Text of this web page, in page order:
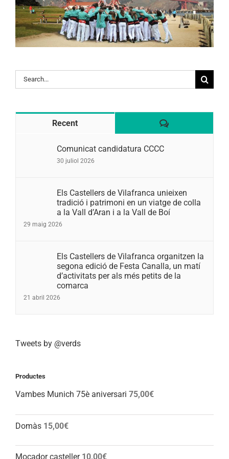
Search
for:
Recent Comentaris
Comunicat candidatura CCCC
30 juliol 2026
Els Castellers de Vilafranca unieixen
tradició i patrimoni en un viatge de colla
a la Vall d’Aran i a la Vall de Boí
29 maig 2026
Els Castellers de Vilafranca organitzen la
segona edició de Festa Canalla, un matí
d’activitats per als més petits de la
comarca
21 abril 2026
Tweets by @verds
Productes
Vambes Munich 75è aniversari 75,00€
Domàs 15,00€
Mocador casteller 10,00€